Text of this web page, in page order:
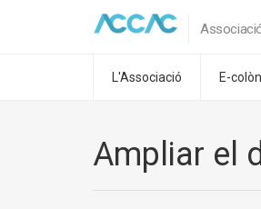
L'Associació E-
Ampliar el